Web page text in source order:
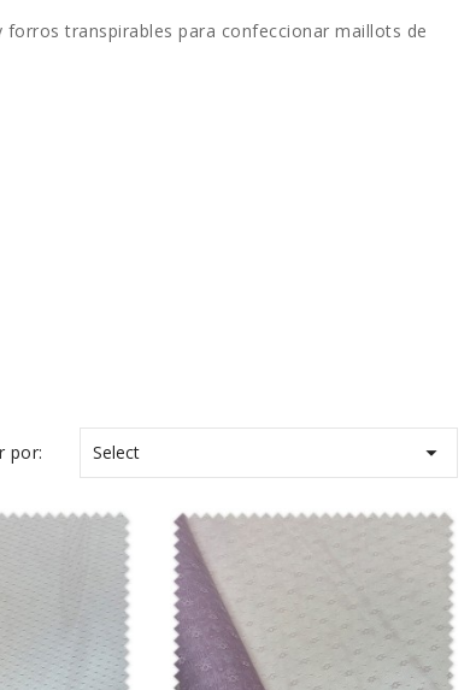
forros transpirables para confeccionarmaillots de
por: Select 